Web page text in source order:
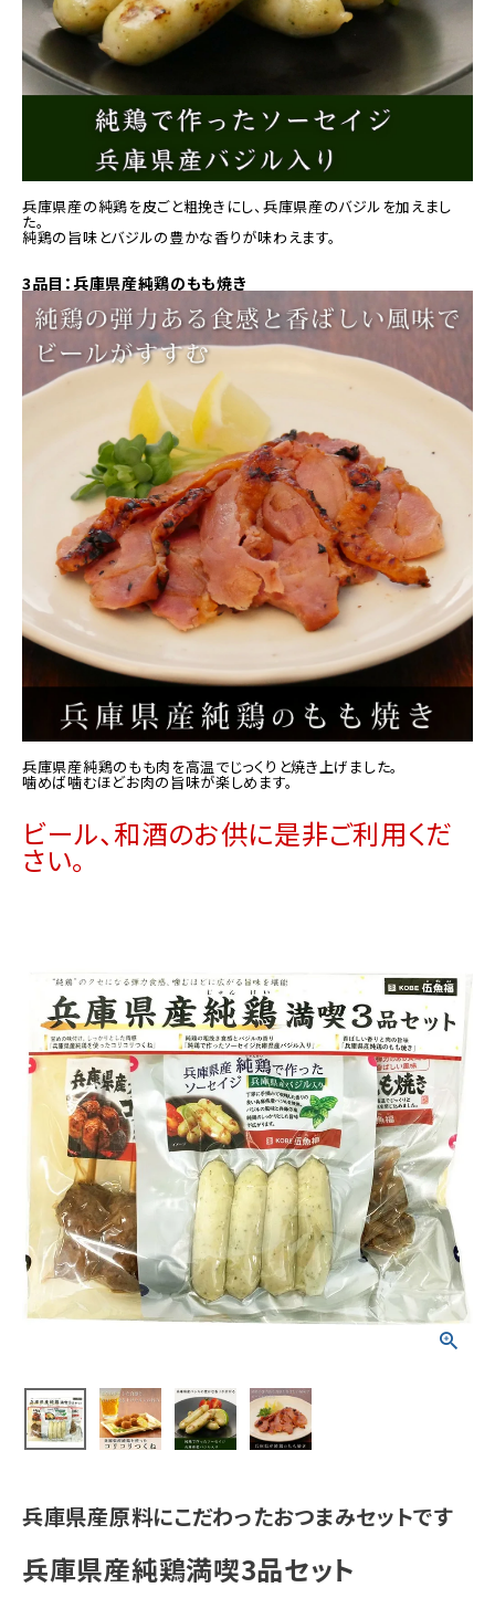
兵庫県産の純鶏を皮ごと粗挽きにし、兵庫県産のバジルを加えまし
た。
純鶏の旨味とバジルの豊かな香りが味わえます。
3品目：兵庫県産純鶏のもも焼き
兵庫県産純鶏のもも肉を高温でじっくりと焼き上げました。
噛めば噛むほどお肉の旨味が楽しめます。
ビール、和酒のお供に是非ご利用くだ
さい。
兵庫県産原料にこだわったおつまみセットです
兵庫県産純鶏満喫3品セット